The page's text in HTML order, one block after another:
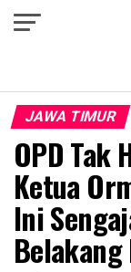
JAWA TIMUR
OPD Tak
Ketua
Ini
Belakang